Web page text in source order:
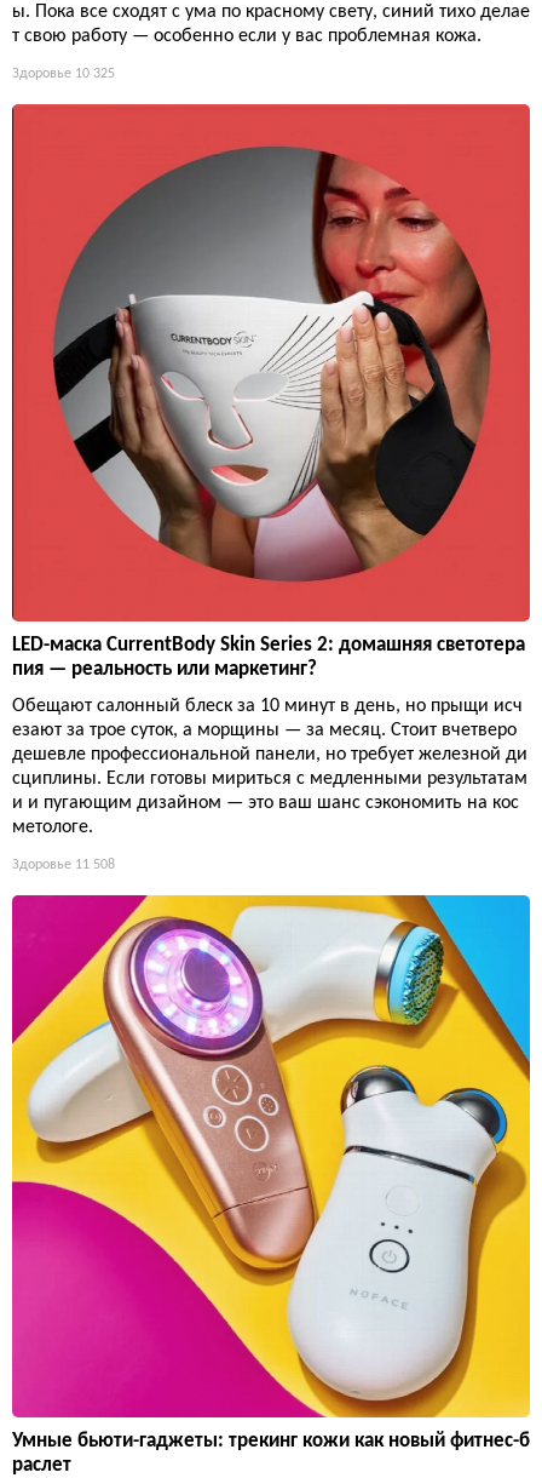
ы. Пока все сходят с ума по красному свету, синий тихо делае
т свою работу — особенно если у вас проблемная кожа.
Здоровье 10 325
LED-маска CurrentBody Skin Series 2: домашняя светотера
пия — реальность или маркетинг?
Обещают салонный блеск за 10 минут в день, но прыщи исч
езают за трое суток, а морщины — за месяц. Стоит вчетверо
дешевле профессиональной панели, но требует железной ди
сциплины. Если готовы мириться с медленными результатам
и и пугающим дизайном — это ваш шанс сэкономить на кос
метологе.
Здоровье 11 508
Умные бьюти-гаджеты: трекинг кожи как новый фитнес-б
раслет